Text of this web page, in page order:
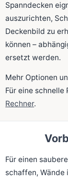
Spanndecken
auszurichten,
Deckenbild zu
können –
ersetzt werden.
Mehr Optionen
Für eine schnelle
Rechner.
Für einen
schaffen, Wände